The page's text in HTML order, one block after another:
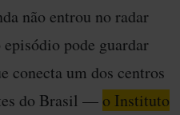
não entrou no radar
pode guardar
conecta um dos centros
do Brasil — o Instituto